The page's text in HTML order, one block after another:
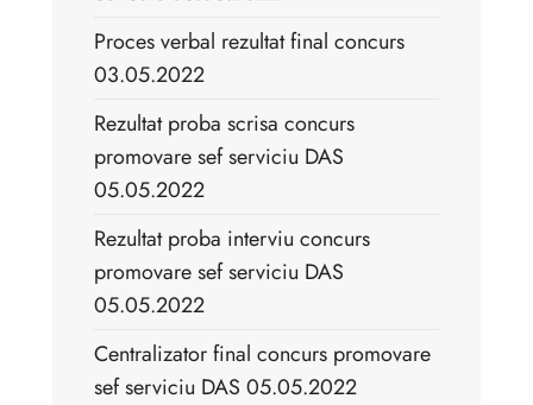
Proces verbal rezultat final concurs
03.05.2022
Rezultat proba scrisa concurs
promovare sef serviciu DAS
05.05.2022
Rezultat proba interviu concurs
promovare sef serviciu DAS
05.05.2022
Centralizator final concurs promovare
sef serviciu DAS 05.05.2022